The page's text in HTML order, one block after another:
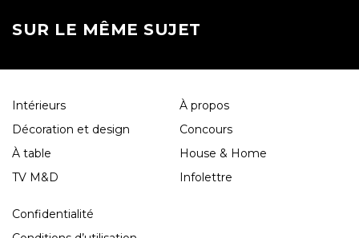
SUR LE MÊME SUJET
Intérieurs
Décoration et design
À table
TV M&D
À propos
Concours
House & Home
Infolettre
Confidentialité